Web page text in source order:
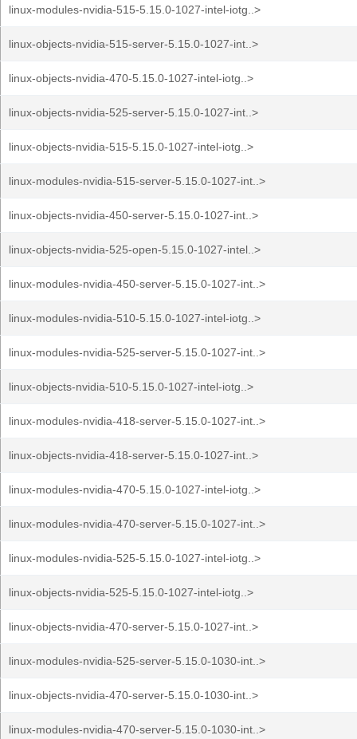
linux-modules-nvidia-515-5.15.0-1027-intel-iotg..>
linux-objects-nvidia-515-server-5.15.0-1027-int..>
linux-objects-nvidia-470-5.15.0-1027-intel-iotg..>
linux-objects-nvidia-525-server-5.15.0-1027-int..>
linux-objects-nvidia-515-5.15.0-1027-intel-iotg..>
linux-modules-nvidia-515-server-5.15.0-1027-int..>
linux-objects-nvidia-450-server-5.15.0-1027-int..>
linux-objects-nvidia-525-open-5.15.0-1027-intel..>
linux-modules-nvidia-450-server-5.15.0-1027-int..>
linux-modules-nvidia-510-5.15.0-1027-intel-iotg..>
linux-modules-nvidia-525-server-5.15.0-1027-int..>
linux-objects-nvidia-510-5.15.0-1027-intel-iotg..>
linux-modules-nvidia-418-server-5.15.0-1027-int..>
linux-objects-nvidia-418-server-5.15.0-1027-int..>
linux-modules-nvidia-470-5.15.0-1027-intel-iotg..>
linux-modules-nvidia-470-server-5.15.0-1027-int..>
linux-modules-nvidia-525-5.15.0-1027-intel-iotg..>
linux-objects-nvidia-525-5.15.0-1027-intel-iotg..>
linux-objects-nvidia-470-server-5.15.0-1027-int..>
linux-modules-nvidia-525-server-5.15.0-1030-int..>
linux-objects-nvidia-470-server-5.15.0-1030-int..>
linux-modules-nvidia-470-server-5.15.0-1030-int..>